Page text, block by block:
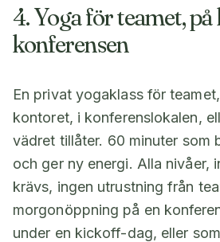
4. Yoga för teamet,
konferensen
En privat yogaklass för
kontoret, i konferenslokalen,
vädret tillåter. 60 minuter som
och ger ny energi. Alla nivåer,
krävs, ingen utrustning från
morgonöppning på en
under en kickoff-dag, eller